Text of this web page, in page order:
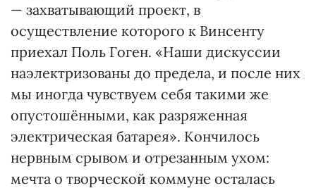
— захватывающий проект, в
осуществление которого к Винсенту
приехал Поль Гоген. «Наши дискуссии
наэлектризованы до предела, и после них
мы иногда чувствуем себя такими же
опустошёнными, как разряженная
электрическая батарея». Кончилось
нервным срывом и отрезанным ухом:
мечта о творческой коммуне осталась